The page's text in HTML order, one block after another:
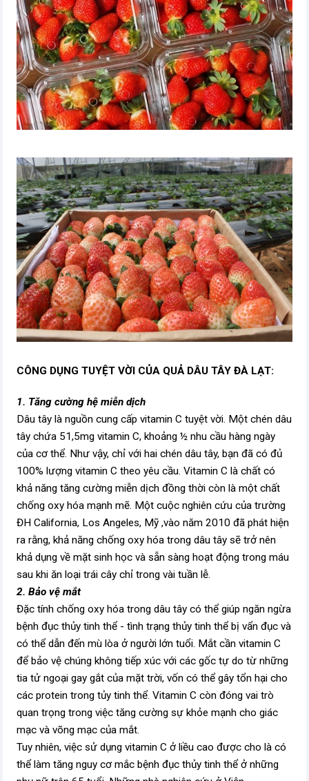
CÔNG DỤNG TUYỆT VỜI CỦA QUẢ DÂU TÂY ĐÀ LẠT:
1. Tăng cường hệ miễn dịch
Dâu tây là nguồn cung cấp vitamin C tuyệt vời. Một chén dâu
tây chứa 51,5mg vitamin C, khoảng ½ nhu cầu hàng ngày
của cơ thể. Như vậy, chỉ với hai chén dâu tây, bạn đã có đủ
100% lượng vitamin C theo yêu cầu. Vitamin C là chất có
khả năng tăng cường miễn dịch đồng thời còn là một chất
chống oxy hóa mạnh mẽ. Một cuộc nghiên cứu của trường
ĐH California, Los Angeles, Mỹ ,vào năm 2010 đã phát hiện
ra rằng, khả năng chống oxy hóa trong dâu tây sẽ trở nên
khả dụng về mặt sinh học và sẵn sàng hoạt động trong máu
sau khi ăn loại trái cây chỉ trong vài tuần lễ.
2. Bảo vệ mắt
Đặc tính chống oxy hóa trong dâu tây có thể giúp ngăn ngừa
bệnh đục thủy tinh thể - tình trạng thủy tinh thể bị vẩn đục và
có thể dẫn đến mù lòa ở người lớn tuổi. Mắt cần vitamin C
để bảo vệ chúng không tiếp xúc với các gốc tự do từ những
tia tử ngoại gay gắt của mặt trời, vốn có thể gây tổn hại cho
các protein trong tủy tinh thể. Vitamin C còn đóng vai trò
quan trọng trong việc tăng cường sự khỏe mạnh cho giác
mạc và võng mạc của mắt.
Tuy nhiên, việc sử dụng vitamin C ở liều cao được cho là có
thể làm tăng nguy cơ mắc bệnh đục thủy tinh thể ở những